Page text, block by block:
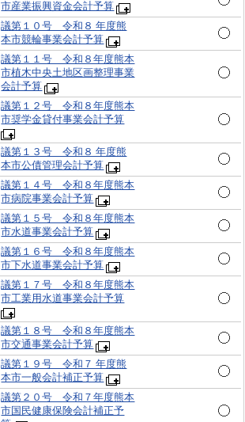
市産業振興資金会計予算
議第１０号 令和８ 年度熊
本市競輪事業会計予算
議第１１号 令和８年度熊本
市植木中央土地区画整理事業
会計予算
議第１２号 令和８年度熊本
市奨学金貸付事業会計予算
議第１３号 令和８ 年度熊
本市公債管理会計予算
議第１４号 令和８年度熊本
市病院事業会計予算
議第１５号 令和８年度熊本
市水道事業会計予算
議第１６号 令和８年度熊本
市下水道事業会計予算
議第１７号 令和８年度熊本
市工業用水道事業会計予算
議第１８号 令和８年度熊本
市交通事業会計予算
議第１９号 令和７ 年度熊
本市一般会計補正予算
議第２０号 令和７年度熊本
市国民健康保険会計補正予